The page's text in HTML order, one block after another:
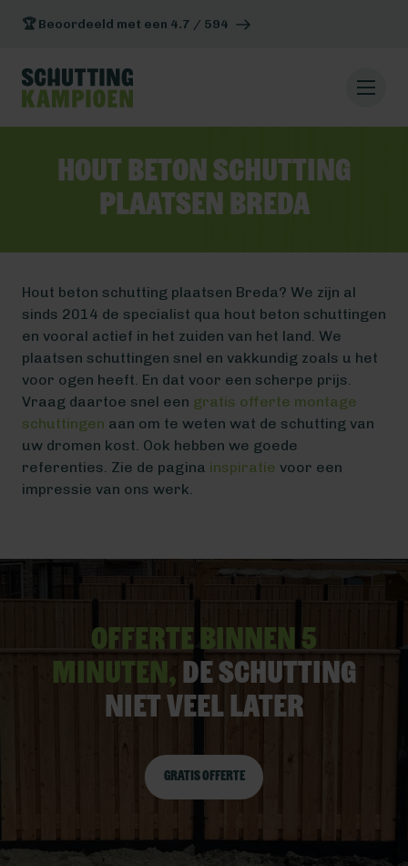
🏆 Beoordeeld met een 4.7 / 594
Hout beton schutting
plaatsen Breda
Hout beton schutting plaatsen Breda? We zijn al
sinds 2014 de specialist qua hout beton schuttingen
en vooral actief in het zuiden van het land. We
plaatsen schuttingen snel en vakkundig zoals u het
voor ogen heeft. En dat voor een scherpe prijs.
Vraag daartoe snel een gratis offerte montage
schuttingen aan om te weten wat de schutting van
uw dromen kost. Ook hebben we goede
referenties. Zie de pagina inspiratie voor een
impressie van ons werk.
Offerte binnen 5
minuten, De schutting
niet veel later
Gratis offerte